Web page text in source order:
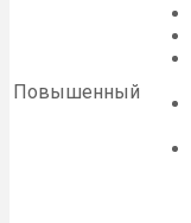
Повышенный